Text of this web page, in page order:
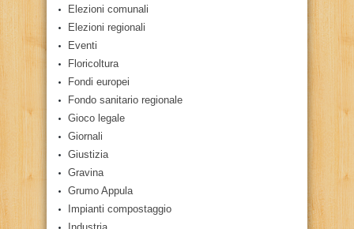
Elezioni comunali
Elezioni regionali
Eventi
Floricoltura
Fondi europei
Fondo sanitario regionale
Gioco legale
Giornali
Giustizia
Gravina
Grumo Appula
Impianti compostaggio